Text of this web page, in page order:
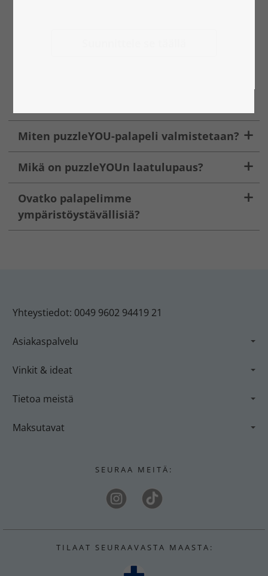
Miten puzzleYOU-palapeli valmistetaan?
Mikä on puzzleYOUn laatulupaus?
Ovatko palapelimme
ympäristöystävällisiä?
Yhteystiedot: 0049 9602 94419 21
Asiakaspalvelu
Vinkit & ideat
Tietoa meistä
Maksutavat
S E U R A A M E I TÄ :
T I L A A T S E U R A A V A S T A M A A S T A :